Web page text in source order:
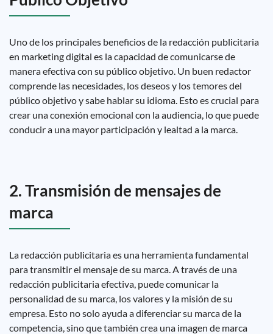
Uno de los principales beneficios de la redacción publicitaria
en marketing digital es la capacidad de comunicarse de
manera efectiva con su público objetivo. Un buen redactor
comprende las necesidades, los deseos y los temores del
público objetivo y sabe hablar su idioma. Esto es crucial para
crear una conexión emocional con la audiencia, lo que puede
conducir a una mayor participación y lealtad a la marca.
2. Transmisión de mensajes de
marca
La redacción publicitaria es una herramienta fundamental
para transmitir el mensaje de su marca. A través de una
redacción publicitaria efectiva, puede comunicar la
personalidad de su marca, los valores y la misión de su
empresa. Esto no solo ayuda a diferenciar su marca de la
competencia, sino que también crea una imagen de marca